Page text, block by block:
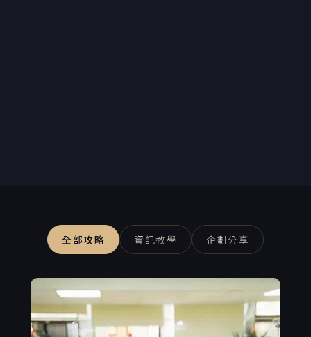
全部攻略 資訊教學 企劃分享